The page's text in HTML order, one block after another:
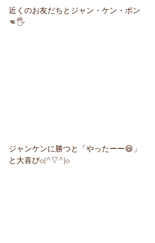
近くのお友だちとジャン・ケン・ポン
👊🖐
ジャンケンに勝つと「やったーー😆」
と大喜びo(^▽^)o